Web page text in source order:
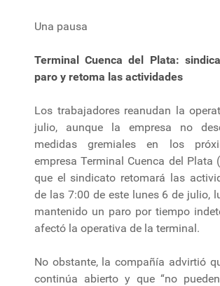
Una pausa
Terminal Cuenca del Plata:
paro y retoma las actividades
Los trabajadores reanudan la
julio, aunque la empresa no
medidas gremiales en los
empresa Terminal Cuenca del Plata
que el sindicato retomará las
de las 7:00 de este lunes 6 de julio,
mantenido un paro por tiempo
afectó la operativa de la terminal.
No obstante, la compañía advirtió
continúa abierto y que “no pueden